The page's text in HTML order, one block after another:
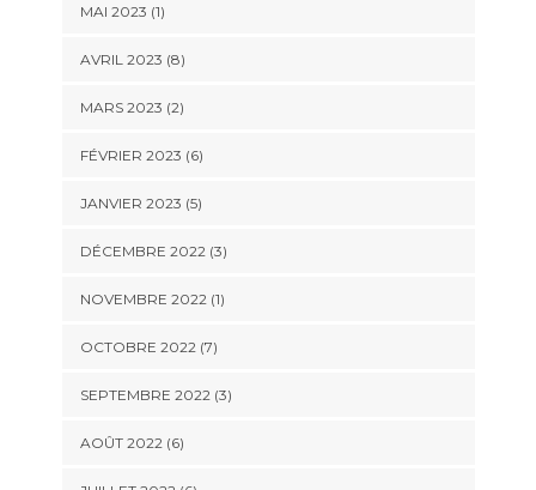
MAI 2023 (1)
AVRIL 2023 (8)
MARS 2023 (2)
FÉVRIER 2023 (6)
JANVIER 2023 (5)
DÉCEMBRE 2022 (3)
NOVEMBRE 2022 (1)
OCTOBRE 2022 (7)
SEPTEMBRE 2022 (3)
AOÛT 2022 (6)